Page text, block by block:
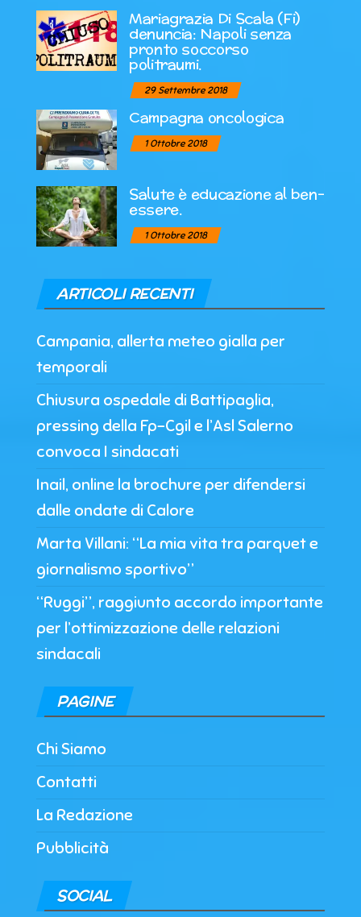
Mariagrazia Di Scala (Fi)
denuncia: Napoli senza
pronto soccorso
politraumi.
29 Settembre 2018
Campagna oncologica
1 Ottobre 2018
Salute è educazione al ben-
essere.
1 Ottobre 2018
ARTICOLI RECENTI
Campania, allerta meteo gialla per
temporali
Chiusura ospedale di Battipaglia,
pressing della Fp-Cgil e l’Asl Salerno
convoca I sindacati
Inail, online la brochure per difendersi
dalle ondate di Calore
Marta Villani: “La mia vita tra parquet e
giornalismo sportivo”
“Ruggi”, raggiunto accordo importante
per l’ottimizzazione delle relazioni
sindacali
PAGINE
Chi Siamo
Contatti
La Redazione
Pubblicità
SOCIAL